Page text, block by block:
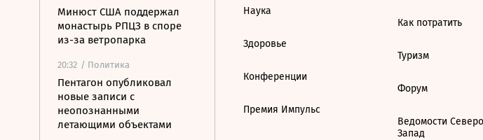
Минюст США поддержал
монастырь РПЦЗ в споре
из-за ветропарка
20:32 / Политика
Пентагон опубликовал
новые записи с
неопознанными
летающими объектами
Наука
Здоровье
Конференции
Премия Импульс
Как потратить
Туризм
Форум
Ведомости
Запад